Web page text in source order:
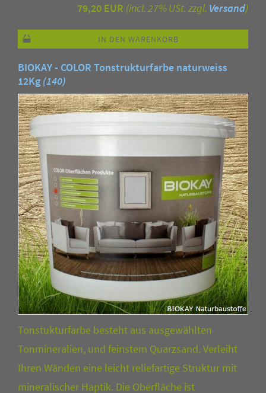
79,20 EUR (incl. 27% USt. zzgl. Versand)
IN DEN WARENKORB
BIOKAY - COLOR Tonstrukturfarbe naturweiss
12Kg (140)
Tonstukturfarbe besteht aus ausgewählten
Tonmineralien, und feinstem Quarzsand. Verleiht
Ihren Wänden eine leicht reliefartige Struktur mit
mineralischer Haptik. Die Oberfläche ist